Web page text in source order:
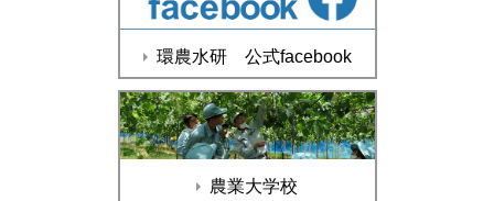
環農水研 公式facebook
農業大学校